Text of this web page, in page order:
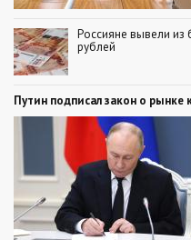
Россияне вывели
рублей
Путин подписал закон о рынке